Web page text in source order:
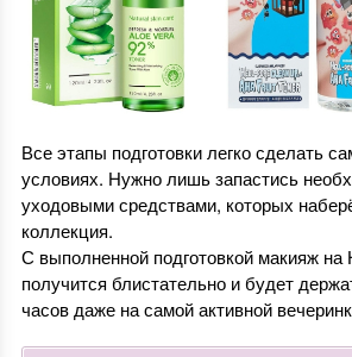
Все этапы подготовки легко сделать
условиях. Нужно лишь запастись
уходовыми средствами, которых
коллекция.
С выполненной подготовкой макияж на
получится блистательно и будет
часов даже на самой активной